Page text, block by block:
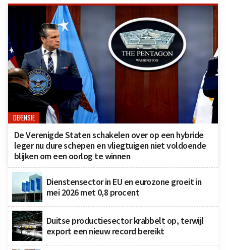
DEFENSIE
De Verenigde Staten schakelen over op een hybride
leger nu dure schepen en vliegtuigen niet voldoende
blijken om een oorlog te winnen
Dienstensector in EU en eurozone groeit in
mei 2026 met 0,8 procent
Duitse productiesector krabbelt op, terwijl
export een nieuw record bereikt